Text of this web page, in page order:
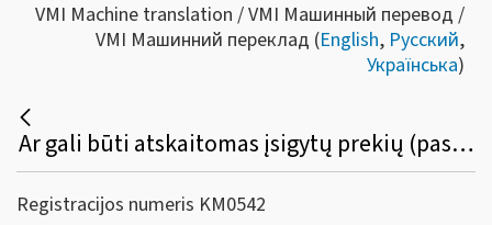
VMI Machine translation / VMI Машинный перевод /
VMI Машинний переклад (English, Русский,
Українська)
Ar gali būti atskaitomas įsigytų prekių (paslaugų) pirkimo PVM, skirtų numatomai PVM apmokestinamai veiklai vykdyti, kuri vėliau dėl tam tikrų priežasčių nebuvo pradėta vykdyti?
Registracijos numeris KM0542